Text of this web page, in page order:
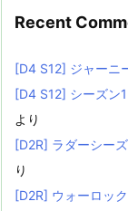
Recent
[D4 S12] ジャーニ
[D4 S12] シーズン
より
[D2R] ラダーシー
り
[D2R] ウォーロッ